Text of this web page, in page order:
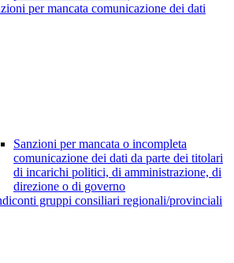
per mancata comunicazione dei dati
Sanzioni per mancata o incompleta
comunicazione dei dati da parte dei titolari
di incarichi politici, di amministrazione, di
direzione o di governo
gruppi consiliari regionali/provinciali